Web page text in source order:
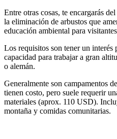
Entre otras cosas, te encargarás
la eliminación de arbustos que
educación ambiental para
Los requisitos son tener un
capacidad para trabajar a gran
o alemán.
Generalmente son campamentos
tienen costo, pero suele requerir
materiales (aprox. 110 USD).
montaña y comidas comunitarias.